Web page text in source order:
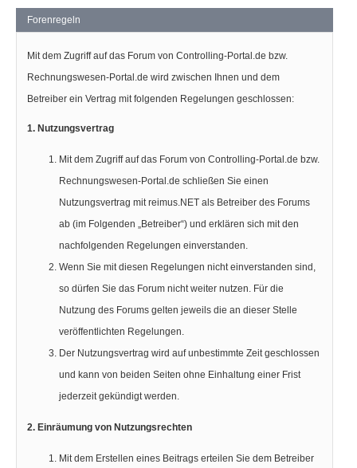
Forenregeln
Mit dem Zugriff auf das Forum von Controlling-Portal.de bzw.
Rechnungswesen-Portal.de wird zwischen Ihnen und dem
Betreiber ein Vertrag mit folgenden Regelungen geschlossen:
1. Nutzungsvertrag
Mit dem Zugriff auf das Forum von Controlling-Portal.de bzw.
Rechnungswesen-Portal.de schließen Sie einen
Nutzungsvertrag mit reimus.NET als Betreiber des Forums
ab (im Folgenden „Betreiber“) und erklären sich mit den
nachfolgenden Regelungen einverstanden.
Wenn Sie mit diesen Regelungen nicht einverstanden sind,
so dürfen Sie das Forum nicht weiter nutzen. Für die
Nutzung des Forums gelten jeweils die an dieser Stelle
veröffentlichten Regelungen.
Der Nutzungsvertrag wird auf unbestimmte Zeit geschlossen
und kann von beiden Seiten ohne Einhaltung einer Frist
jederzeit gekündigt werden.
2. Einräumung von Nutzungsrechten
Mit dem Erstellen eines Beitrags erteilen Sie dem Betreiber